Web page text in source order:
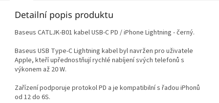
Detailní popis produktu
Baseus CATLJK-B01 kabel USB-C PD / iPhone Lightning - černý.
Baseus USB Type-C Lightning kabel byl navržen pro uživatele
Apple, kteří upřednostňují rychlé nabíjení svých telefonů s
výkonem až 20 W.
Zařízení podporuje protokol PD a je kompatibilní s řadou iPhonů
od 12 do 6S.